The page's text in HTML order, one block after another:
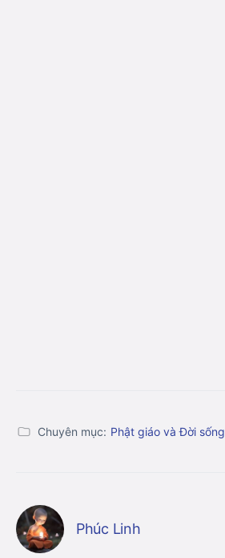
Chuyên mục: Phật giáo và Đời sống
Phúc Linh